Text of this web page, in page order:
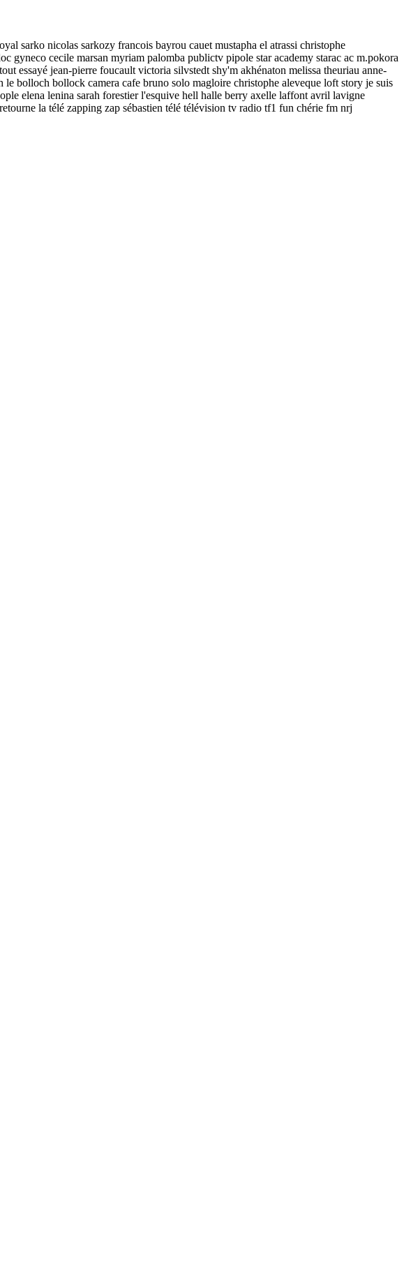
sarko nicolas sarkozy francois bayrou cauet mustapha el atrassi christophe
cecile marsan myriam palomba publictv pipole star academy starac ac m.pokora
essayé jean-pierre foucault victoria silvstedt shy'm akhénaton melissa theuriau anne-
bolloch bollock camera cafe bruno solo magloire christophe aleveque loft story je suis
elena lenina sarah forestier l'esquive hell halle berry axelle laffont avril lavigne
la télé zapping zap sébastien télé télévision tv radio tf1 fun chérie fm nrj